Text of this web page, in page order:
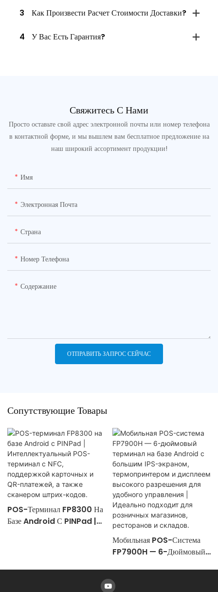
3 Как Произвести Расчет Стоимости Доставки?
4 У Вас Есть Гарантия?
Свяжитесь С Нами
Просто оставьте свой адрес электронной почты или номер телефона
в контактной форме, и мы вышлем вам бесплатное предложение на
наш широкий ассортимент продукции!
Имя
Электронная Почта
Страна
Номер Телефона
Содержание
ОТПРАВИТЬ ЗАПРОС СЕЙЧАС
Сопутствующие Товары
POS-Терминал FP8300 На
Базе Android С PINPad |
QR-Платежей, А Также
Мобильная POS-Система
FP7900H — 6-Дюймовый
Термопринтером И